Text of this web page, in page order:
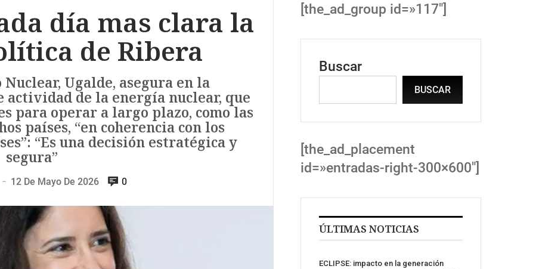
día mas clara la
de Ribera
Ugalde, asegura en la
de la energía nuclear, que
para operar a largo plazo, como las
países, “en coherencia con los
“Es una decisión estratégica y
segura”
— 12 De Mayo De 2026 0
[the_ad_group id=»117″]
Buscar
BUSCAR
[the_ad_placement
id=»entradas-right-300×600″]
ÚLTIMAS NOTICIAS
ECLIPSE: impacto en la generación